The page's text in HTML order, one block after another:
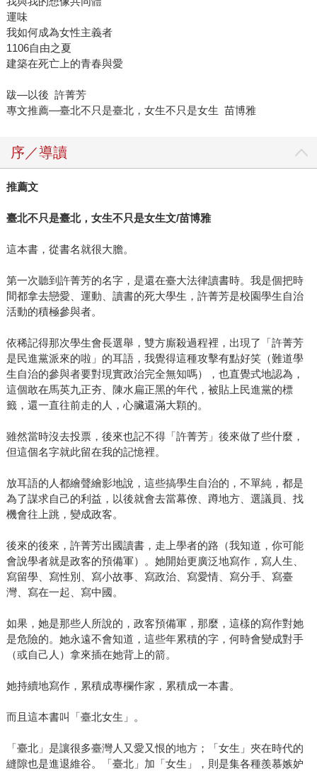
運味
我如何成為女性主義者
1106自由之夏
建築在死亡上的青春與愛
跋—以後 許菁芳
專文推薦—臺北不只是臺北，女生不只是女生 苗博雅
序／導讀
推薦文
臺北不只是臺北，女生不只是女生文/苗博雅
這本書，從書名就很大膽。
第一次聽到許菁芳的名字，是還在臺大法律讀書時。我是個把時
間都拿去戀愛、運動、讀書的死大學生，許菁芳是校園學生自治
活動的積極參與者。
依稀記得那次學生會長選舉，雙方廝殺過程裡，出現了「許菁芳
是民進黨派來的啦」的耳語，我覺得這種攻擊有點好笑（難道學
生自治的參與者要對現實政治完全無知嗎），也直覺式地認為，
這個敢在馬英九正夯、陳水扁正黑的年代，被貼上民進黨的標
籤，還一直往前走的人，心臟還滿大顆的。
雖然當時沒去投票，後來也記不得「許菁芳」後來做了些什麼，
但這個名字就此留在我的記憶裡。
放耳語的人都繪聲繪影地說，這些搞學生自治的，不單純，都是
為了謀求自己的利益，以後就會去當幕僚、蹲地方、選議員、找
機會往上跳，變成政客。
後來的後來，許菁芳出國讀書，走上學者的路（我知道，你可能
會說學者就是政客的預備軍）。她開始更廣泛地寫作，寫人生、
寫留學、寫性別、寫小故事、寫政治、寫愛情、寫分手、寫臺
灣、寫在一起、寫中國。
如果，她是那些人所說的，政客預備軍，那麼，這樣的寫作對她
是危險的。她永遠不會知道，這些年累積的字，何時會變成對手
（或自己人）拿來插在她背上的箭。
她持續地寫作，累積成專欄作家，累積成一本書。
而且這本書叫「臺北女生」。
「臺北」是讓很多臺灣人又愛又恨的地方；「女生」夾在時代的
縫隙也是進退維谷。「臺北」加「女生」，則是集各種羨慕嫉妒